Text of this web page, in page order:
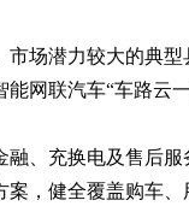
市场潜力较大的典
网联汽车“车路云
融、充换电及售后
，健全覆盖购车、